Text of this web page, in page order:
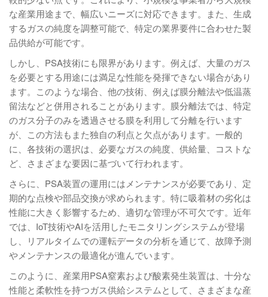
な産業用途まで、幅広いニーズに対応できます。また、生成
するガスの純度を調整可能で、特定の業界要件に合わせた製
品供給が可能です。
しかし、PSA技術にも限界があります。例えば、大量のガス
を必要とする用途には満足な性能を発揮できない場合があり
ます。このような場合、他の技術、例えば膜分離法や低温蒸
留法などと併用されることがあります。膜分離法では、特定
のガス分子のみを透過させる膜を利用して分離を行います
が、この方法もまた独自の利点と欠点があります。一般的
に、各技術の選択は、必要なガスの純度、供給量、コストな
ど、さまざまな要因に基づいて行われます。
さらに、PSA装置の運用にはメンテナンスが必要であり、定
期的な点検や部品交換が求められます。特に吸着材の劣化は
性能に大きく影響するため、適切な管理が不可欠です。近年
では、IoT技術やAIを活用したモニタリングシステムが登場
し、リアルタイムでの運転データの分析を通じて、故障予測
やメンテナンスの最適化が進んでいます。
このように、産業用PSA窒素および酸素発生装置は、十分な
性能と柔軟性を持つガス供給システムとして、さまざまな産